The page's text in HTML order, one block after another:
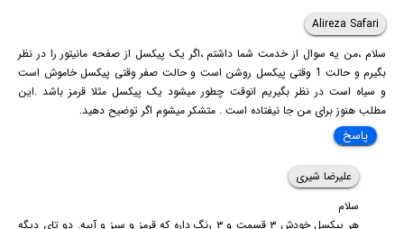
Alireza Safari
سلام ،من یه سوال از خدمت شما داشتم ،اگر یک پیکسل از صفحه مانیتور را در نظر
بگیرم و حالت 1 وقتی پیکسل روشن است و حالت صفر وقتی پیکسل خاموش است
و سیاه است در نظر بگیریم انوقت چطور میشود یک پیکسل مثلا قرمز باشد .این
مطلب هنوز برای من جا نیفتاده است . متشکر میشوم اگر توضیح دهید.
پاسخ
علیرضا شیری
سلام
هر پیکسل خودش ۳ قسمت و ۳ رنگ داره که قرمز و سبز و آبیه. دو تای دیگه